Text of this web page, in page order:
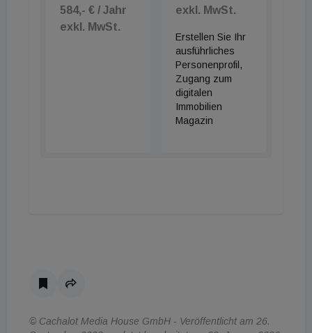
584,- € / Jahr
exkl. MwSt.
exkl. MwSt.
Erstellen Sie Ihr
ausführliches
Personenprofil,
Zugang zum
digitalen
Immobilien
Magazin
© Cachalot Media House GmbH - Veröffentlicht am 26.